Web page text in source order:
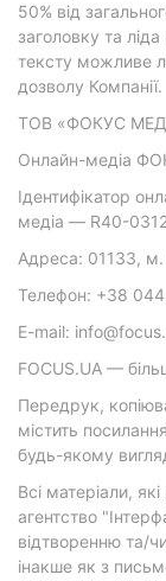
50% від
заголовку та
тексту можливе
дозволу Компанії.
ТОВ «ФОКУС
Онлайн-медіа
Ідентифікатор
медіа — R40-
Адреса: 01133, м.
Телефон: +38
E-mail:
FOCUS.UA —
Передрук,
містить
будь-якому
Всі матеріали,
агентство
відтворенню та/
інакше як з